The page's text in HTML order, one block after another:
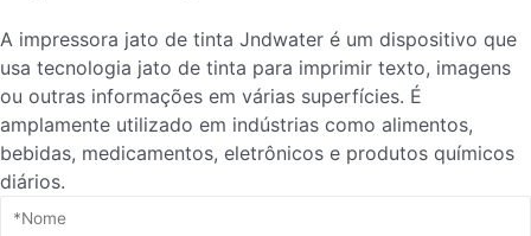
A impressora jato de tinta Jndwater é um dispositivo que
usa tecnologia jato de tinta para imprimir texto, imagens
ou outras informações em várias superfícies. É
amplamente utilizado em indústrias como alimentos,
bebidas, medicamentos, eletrônicos e produtos químicos
diários.